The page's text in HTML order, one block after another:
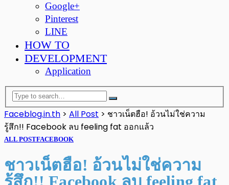
Google+
Pinterest
LINE
HOW TO
DEVELOPMENT
Application
Faceblog.in.th > All Post > ชาวเน็ตฮือ! อ้วนไม่ใช่ความ
รู้สึก!! Facebook ลบ feeling fat ออกแล้ว
ALL POSTFACEBOOK
ชาวเน็ตฮือ! อ้วนไม่ใช่ความ